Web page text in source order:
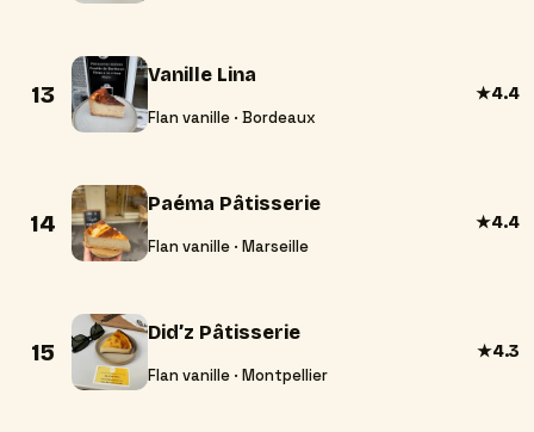
13
Vanille Lina
Flan vanille · Bordeaux
★4.4
14
Paéma Pâtisserie
Flan vanille · Marseille
★4.4
15
Did’z Pâtisserie
Flan vanille · Montpellier
★4.3